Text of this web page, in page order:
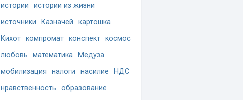
истории
истории из жизни
источники
Казначей
картошка
Кихот компромат конспект космос
любовь
математика
Медуза
мобилизация
налоги насилие
НДС
нравственность
образование